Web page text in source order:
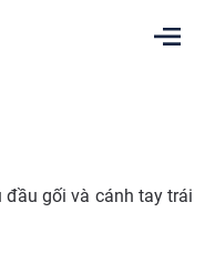
gối và cánh tay trái